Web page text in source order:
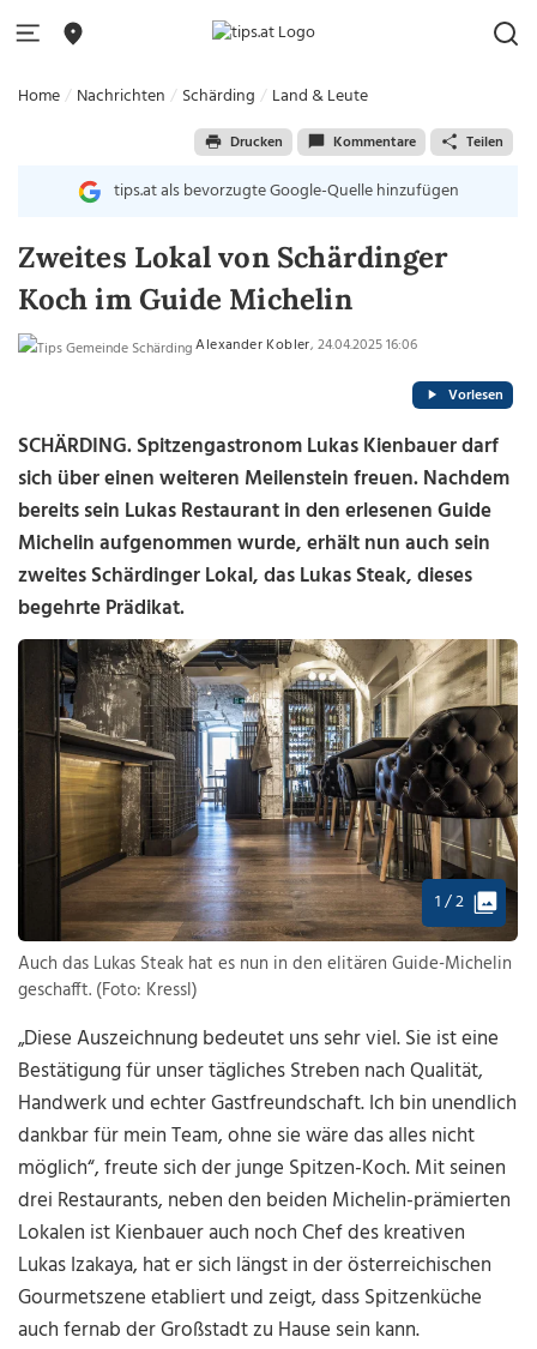
Home Nachrichten Schärding Land & Leute
Drucken Kommentare Teilen
tips.at als bevorzugte Google-Quelle hinzufügen
Zweites Lokal von Schärdinger
Koch im Guide Michelin
Alexander Kobler, 24.04.2025 16:06
Vorlesen
SCHÄRDING. Spitzengastronom Lukas Kienbauer darf
sich über einen weiteren Meilenstein freuen. Nachdem
bereits sein Lukas Restaurant in den erlesenen Guide
Michelin aufgenommen wurde, erhält nun auch sein
zweites Schärdinger Lokal, das Lukas Steak, dieses
begehrte Prädikat.
1 / 2
Auch das Lukas Steak hat es nun in den elitären Guide-Michelin
geschafft. (Foto: Kressl)
„Diese Auszeichnung bedeutet uns sehr viel. Sie ist eine
Bestätigung für unser tägliches Streben nach Qualität,
Handwerk und echter Gastfreundschaft. Ich bin unendlich
dankbar für mein Team, ohne sie wäre das alles nicht
möglich“, freute sich der junge Spitzen-Koch. Mit seinen
drei Restaurants, neben den beiden Michelin-prämierten
Lokalen ist Kienbauer auch noch Chef des kreativen
Lukas Izakaya, hat er sich längst in der österreichischen
Gourmetszene etabliert und zeigt, dass Spitzenküche
auch fernab der Großstadt zu Hause sein kann.